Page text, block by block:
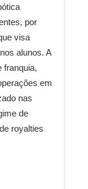
por
visa
alunos. A
franquia,
em
nas
de
royalties